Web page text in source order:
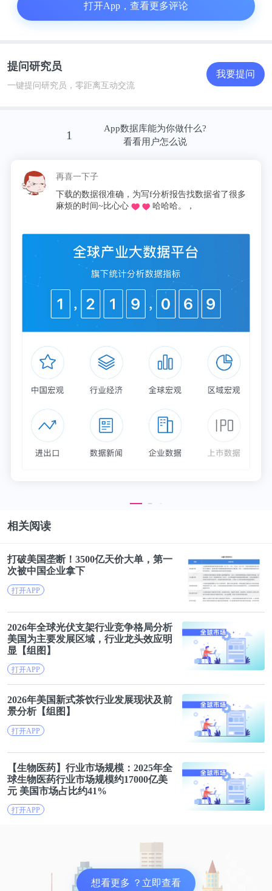
对特殊事件(疫情)影响的审核关注度有所提高
综合来看，近年来医药制造业企业A股IPO募投市场
活跃程度较高，随着医药制造业A股IPO市场的持续
繁荣，预计2021年医药制造业企业A股IPO募投市场
仍将持续活跃，随着大量企业进入科创板，研发类项
目的比例也会增加。
同时，2021年时值全球抗疫的关键时期，部分医药制
造业企业募投项目的经营情况与新冠疫情休戚相关，
在全球疫情持续期间或将成为募投项目审核的重点。
更多IPO研究分析详见前瞻产业研究院《2020年A股
时前瞻产业研究院还提供产业大数据、产业规划、产
业申报、产业园区规划、产业招商引资等解决方案。
方二维码关注公众号，并回复【2020】即可获得包含
2020年证监会审核通过率统计、创业板/科创板保荐
机构排行榜、会计师事务所/律师事务所/资产评估机
构排行榜、美股IPO行业分布统计、股权投行承销排
名、券商收入排名等最全数据大礼包。
打开App，查看更多评论
提问研究员
一键提问研究员，零距离互动交流
我要提问
1
App数据库能为你做什么?
看看用户怎么说
再喜一下子
下载的数据很准确，为写f分析报告找数据省了很多
麻烦的时间~比心心
哈哈哈。，
同学推荐
相关阅读
打破美国垄断！3500亿天价大单，第一
次被中国企业拿下
打开APP
2026年全球光伏支架行业竞争格局分析
美国为主要发展区域，行业龙头效应明
显【组图】
打开APP
2026年美国新式茶饮行业发展现状及前
景分析【组图】
打开APP
【生物医药】行业市场规模：2025年全
球生物医药行业市场规模约17000亿美
元 美国市场占比约41%
打开APP
想看更多 ？立即查看